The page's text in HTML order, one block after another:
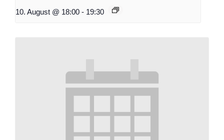
10. August @ 18:00 - 19:30